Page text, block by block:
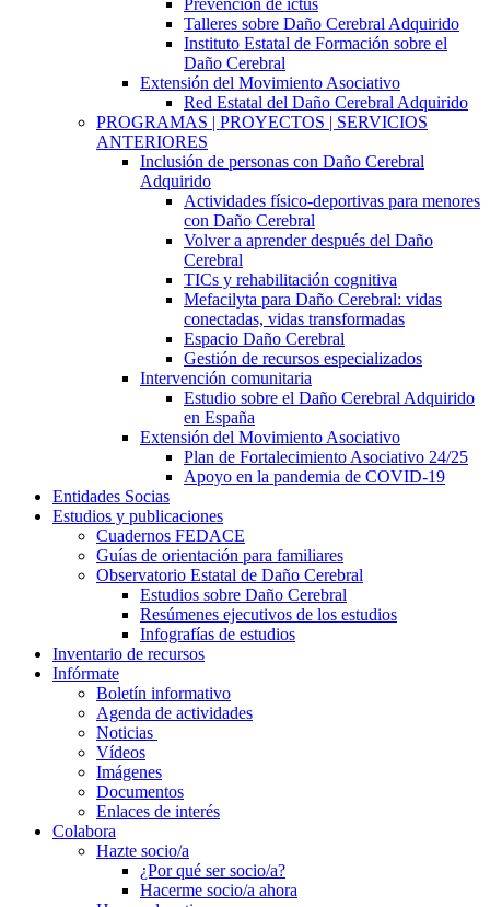
Prevención de ictus
Talleres sobre Daño Cerebral Adquirido
Instituto Estatal de Formación sobre el
Daño Cerebral
Extensión del Movimiento Asociativo
Red Estatal del Daño Cerebral Adquirido
PROGRAMAS | PROYECTOS | SERVICIOS
ANTERIORES
Inclusión de personas con Daño Cerebral
Adquirido
Actividades físico-deportivas para menores
con Daño Cerebral
Volver a aprender después del Daño
Cerebral
TICs y rehabilitación cognitiva
Mefacilyta para Daño Cerebral: vidas
conectadas, vidas transformadas
Espacio Daño Cerebral
Gestión de recursos especializados
Intervención comunitaria
Estudio sobre el Daño Cerebral Adquirido
en España
Extensión del Movimiento Asociativo
Plan de Fortalecimiento Asociativo 24/25
Apoyo en la pandemia de COVID-19
Entidades Socias
Estudios y publicaciones
Cuadernos FEDACE
Guías de orientación para familiares
Observatorio Estatal de Daño Cerebral
Estudios sobre Daño Cerebral
Resúmenes ejecutivos de los estudios
Infografías de estudios
Inventario de recursos
Infórmate
Boletín informativo
Agenda de actividades
Noticias
Vídeos
Imágenes
Documentos
Enlaces de interés
Colabora
Hazte socio/a
¿Por qué ser socio/a?
Hacerme socio/a ahora